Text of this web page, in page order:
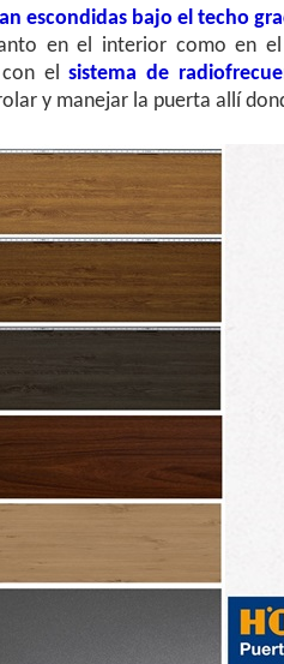
escondidas bajo el techo
en el interior como en
con elsistema de
y manejar la puerta allí